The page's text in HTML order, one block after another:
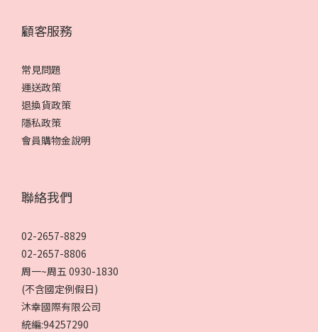
顧客服務
常見問題
運送政策
退換貨政策
隱私政策
會員購物金說明
聯絡我們
02-2657-8829
02-2657-8806
周一~周五 0930-1830
(不含國定例假日)
沐幸國際有限公司
統編:94257290